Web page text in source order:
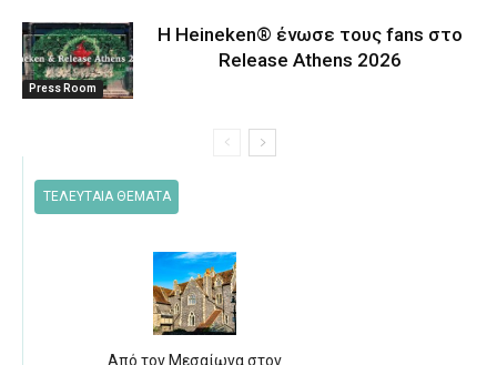
Press Room
Η Heineken® ένωσε τους fans στο
Release Athens 2026
ΤΕΛΕΥΤΑΙΑ ΘΕΜΑΤΑ
Από τον Μεσαίωνα στον